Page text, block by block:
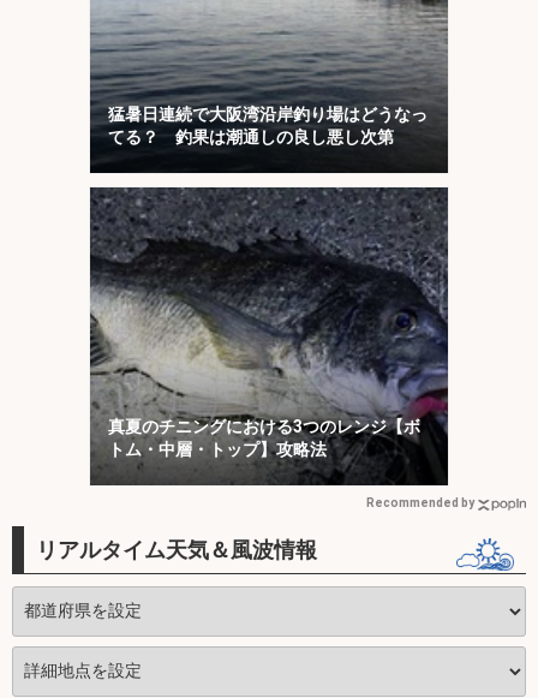
猛暑日連続で大阪湾沿岸釣り場はどうなっ
てる？ 釣果は潮通しの良し悪し次第
真夏のチニングにおける3つのレンジ【ボ
トム・中層・トップ】攻略法
Recommended by
リアルタイム天気＆風波情報